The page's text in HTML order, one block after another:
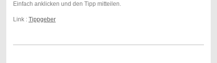
Einfach anklicken und den Tipp mitteilen.
Link : Tippgeber